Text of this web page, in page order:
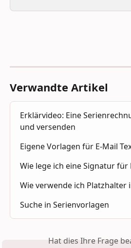
Verwandte Artikel
Erklärvideo: Eine
und versenden
Eigene Vorlagen für E-Mail
Wie lege ich eine Signatur für
Wie verwende ich Platzhalter
Suche in Serienvorlagen
Hat dies Ihre Frage